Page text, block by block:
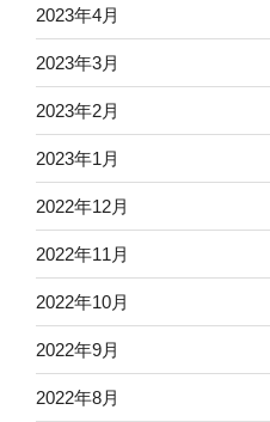
2023年4月
2023年3月
2023年2月
2023年1月
2022年12月
2022年11月
2022年10月
2022年9月
2022年8月